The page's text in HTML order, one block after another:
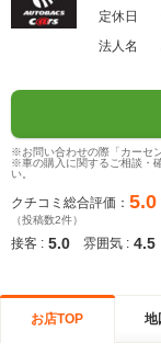
定休日
法人名
※お問い合わせの際「カーセ
※車の購入に関するご相談・
い。
クチコミ総合評価： 5.0
（投稿数2件）
接客 : 5.0 雰囲気 : 4.5
お店TOP 地